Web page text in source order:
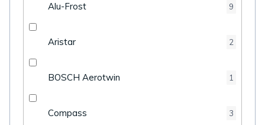
Alu-Frost 9
Aristar 2
BOSCH Aerotwin 1
Compass 3